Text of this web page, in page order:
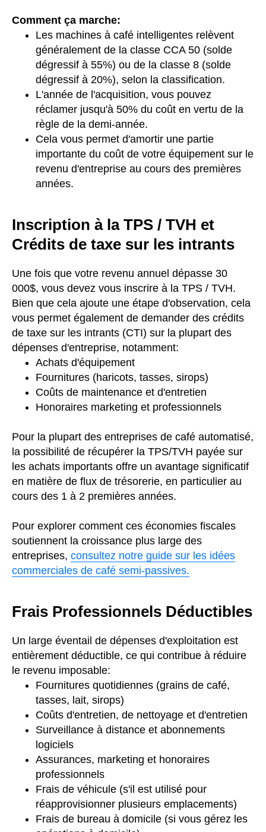
Comment ça marche:
Les machines à café intelligentes relèvent
généralement de la classe CCA 50 (solde
dégressif à 55%) ou de la classe 8 (solde
dégressif à 20%), selon la classification.
L'année de l'acquisition, vous pouvez
réclamer jusqu'à 50% du coût en vertu de la
règle de la demi-année.
Cela vous permet d'amortir une partie
importante du coût de votre équipement sur le
revenu d'entreprise au cours des premières
années.
Inscription à la TPS / TVH et
Crédits de taxe sur les intrants
Une fois que votre revenu annuel dépasse 30
000$, vous devez vous inscrire à la TPS / TVH.
Bien que cela ajoute une étape d'observation, cela
vous permet également de demander des crédits
de taxe sur les intrants (CTI) sur la plupart des
dépenses d'entreprise, notamment:
Achats d'équipement
Fournitures (haricots, tasses, sirops)
Coûts de maintenance et d'entretien
Honoraires marketing et professionnels
Pour la plupart des entreprises de café automatisé,
la possibilité de récupérer la TPS/TVH payée sur
les achats importants offre un avantage significatif
en matière de flux de trésorerie, en particulier au
cours des 1 à 2 premières années.
Pour explorer comment ces économies fiscales
soutiennent la croissance plus large des
entreprises, consultez notre guide sur les idées
commerciales de café semi-passives.
Frais Professionnels Déductibles
Un large éventail de dépenses d'exploitation est
entièrement déductible, ce qui contribue à réduire
le revenu imposable:
Fournitures quotidiennes (grains de café,
tasses, lait, sirops)
Coûts d'entretien, de nettoyage et d'entretien
Surveillance à distance et abonnements
logiciels
Assurances, marketing et honoraires
professionnels
Frais de véhicule (s'il est utilisé pour
réapprovisionner plusieurs emplacements)
Frais de bureau à domicile (si vous gérez les